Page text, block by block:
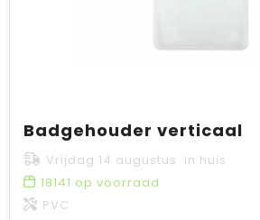
Badgehouder verticaal
Vrijdag 14 augustus in huis
18141 op voorraad
PVC